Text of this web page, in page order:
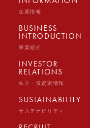
企業情報
BUSINESS
INTRODUCTION
事業紹介
INVESTOR
RELATIONS
株主・投資家情報
SUSTAINABILITY
サステナビリティ